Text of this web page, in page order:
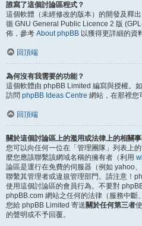
誰寫了這個討論區程式？
這個軟體（未經修改的版本）的開發及釋
循 GNU General Public Licence 2 版
佈，參考 About phpBB 以獲得更詳細的資
回頂端
為何沒有我需要的功能？
這個軟體由 phpBB Limited 編寫與授權。
訪問 phpBB Ideas Centre 網站，在那裡您
回頂端
關於這個討論區上的濫用或法律上的相關
您可以向任何一位在「管理團隊」列表上
麼您應該聯繫該網域名稱的擁有者（利用
論區是運行在免費的伺服器（例如 yahoo
聯繫其管理者或違規管理部門。請注意！
使用這個討論區的會員行為。不要對
phpBB.com 網站之任何的法律（服務中斷
您給 phpBB Limited 寄送關於任何第三者
的聲明或不予回覆。